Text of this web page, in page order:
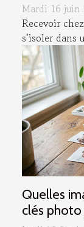
Mardi 16 juin
Recevoir
s’isoler dans
Quelles
clés photo